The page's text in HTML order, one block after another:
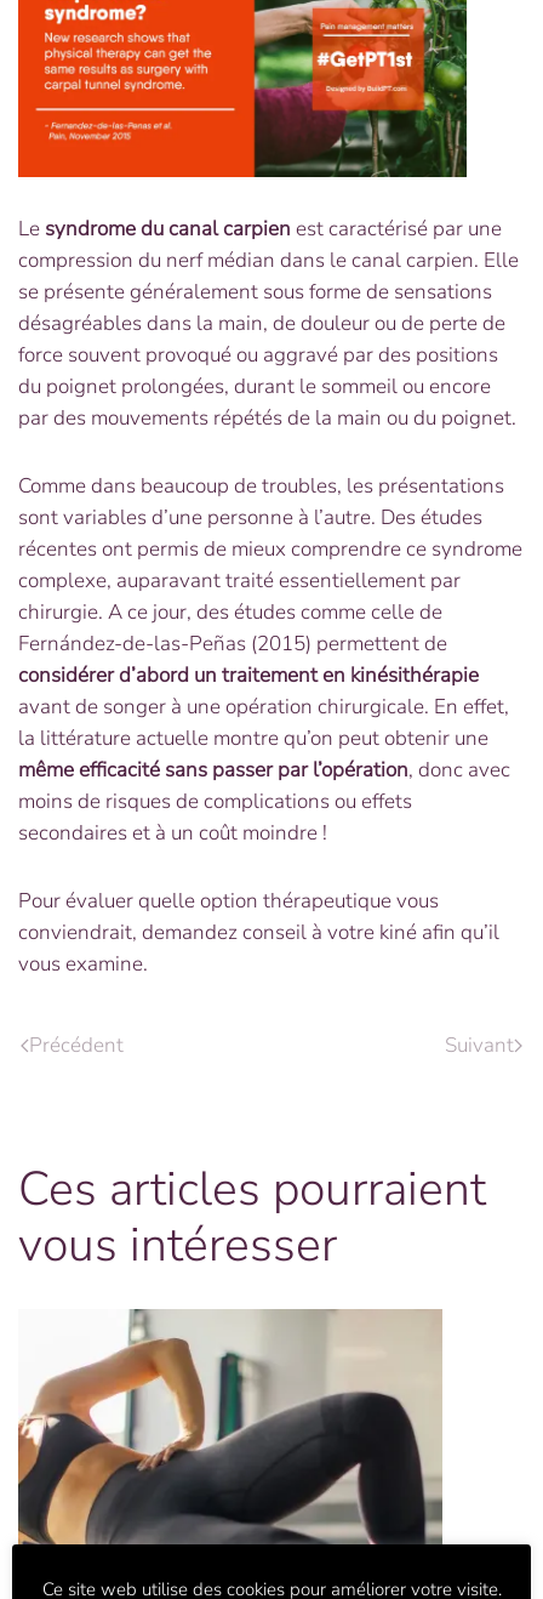
Le syndrome du canal carpien est caractérisé par une
compression du nerf médian dans le canal carpien. Elle
se présente généralement sous forme de sensations
désagréables dans la main, de douleur ou de perte de
force souvent provoqué ou aggravé par des positions
du poignet prolongées, durant le sommeil ou encore
par des mouvements répétés de la main ou du poignet.
Comme dans beaucoup de troubles, les présentations
sont variables d’une personne à l’autre. Des études
récentes ont permis de mieux comprendre ce syndrome
complexe, auparavant traité essentiellement par
chirurgie. A ce jour, des études comme celle de
Fernández-de-las-Peñas (2015) permettent de
considérer d’abord un traitement en kinésithérapie
avant de songer à une opération chirurgicale. En effet,
la littérature actuelle montre qu’on peut obtenir une
même efficacité sans passer par l’opération, donc avec
moins de risques de complications ou effets
secondaires et à un coût moindre !
Pour évaluer quelle option thérapeutique vous
conviendrait, demandez conseil à votre kiné afin qu’il
vous examine.
Précédent Suivant
Ces articles pourraient
vous intéresser
Ce site web utilise des cookies pour améliorer votre visite.